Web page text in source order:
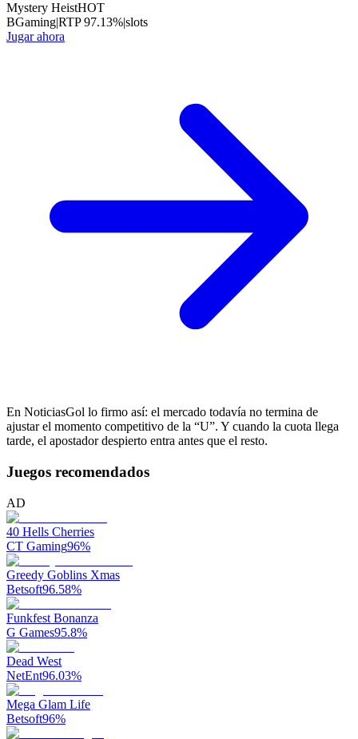
Mystery HeistHOT
BGaming|RTP97.13%|slots
Jugar ahora
En NoticiasGol lo firmo así: el mercado todavía no termina de
ajustar el momento competitivo de la “U”. Y cuando la cuota llega
tarde, el apostador despierto entra antes que el resto.
Juegos recomendados
AD
40 Hells Cherries
CT Gaming96%
Greedy Goblins Xmas
Betsoft96.58%
Funkfest Bonanza
G Games95.8%
Dead West
NetEnt96.03%
Mega Glam Life
Betsoft96%